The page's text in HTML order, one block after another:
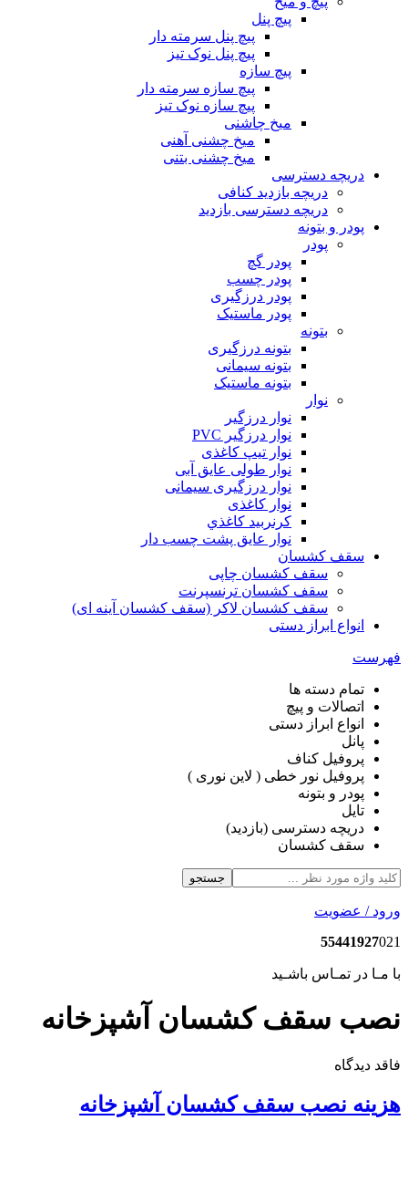
پیچ پنل
پیچ پنل سرمته دار
پیچ پنل نوک تیز
پیچ سازه
پیچ سازه سرمته دار
پیچ سازه نوک تیز
میخ چاشنی
میخ چشنی آهنی
میخ چشنی بتنی
دریچه دسترسی
دریچه بازدید کنافی
دریچه دسترسی بازدید
پودر و بتونه
پودر
پودر گچ
پودر چسب
پودر درزگیری
پودر ماستیک
بتونه
بتونه درزگیری
بتونه سیمانی
بتونه ماستیک
نوار
نوار درزگیر
نوار درزگیر PVC
نوار تیپ کاغذی
نوار طولی عايق آبی
نوار درزگیری سیمانی
نوار کاغذی
کرنربید کاغذي
نوار عایق پشت چسب دار
سقف کشسان
سقف کشسان چاپی
سقف کشسان ترنسپرنت
سقف کشسان لاکر (سقف کشسان آینه ای)
انواع ابراز دستی
فهرست
تمام دسته ها
اتصالات و پیچ
انواع ابراز دستی
پانل
پروفیل کناف
پروفیل نور خطی ( لاین نوری )
پودر و بتونه
تایل
دریچه دسترسی (بازدید)
سقف کشسان
جستجو
ورود / عضویت
55441927021
با مـا در تمـاس باشـید
نصب سقف کشسان آشپزخانه
فاقد دیدگاه
هزینه نصب سقف کشسان آشپزخانه